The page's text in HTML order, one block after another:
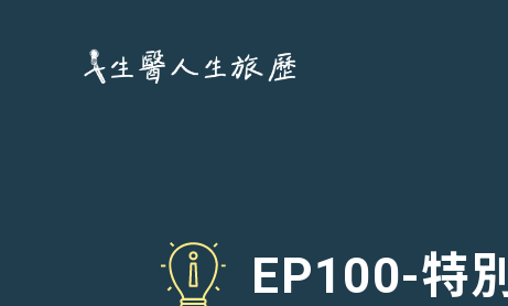
EP100-特